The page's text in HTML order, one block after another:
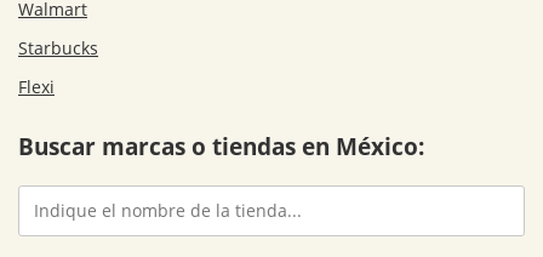
Walmart
Starbucks
Flexi
Buscar marcas o tiendas en México: